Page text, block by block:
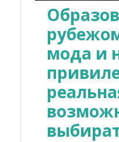
мода и